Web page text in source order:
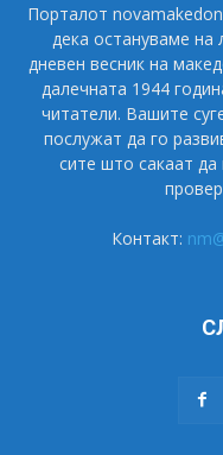
Порталот
дека остануваме на
дневен весник на
далечната 1944
читатели. Вашите
послужат да го
сите што сакаат
Контакт: